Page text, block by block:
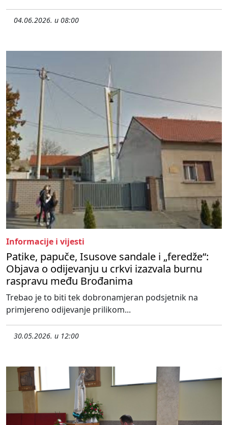
04.06.2026. u 08:00
Informacije i vijesti
Patike, papuče, Isusove sandale i „feredže“:
Objava o odijevanju u crkvi izazvala burnu
raspravu među Brođanima
Trebao je to biti tek dobronamjeran podsjetnik na
primjereno odijevanje prilikom...
30.05.2026. u 12:00